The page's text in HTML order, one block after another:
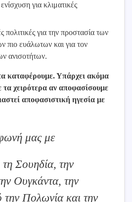
για κλιματικές
πολιτικές για την προστασία των
πιο ευάλωτων και για τον
ανισοτήτων.
καταφέρουμε. Υπάρχει ακόμα
τα χειρότερα αν αποφασίσουμε
αποφασιστική ηγεσία με
μας με
Σουηδία, την
Ουγκάντα, την
Πολωνία και την